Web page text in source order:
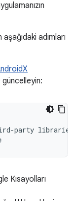
adımları
party libraries
Kısayolları